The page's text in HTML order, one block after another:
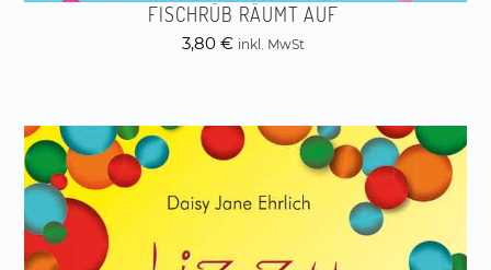
FISCHRÜB RÄUMT AUF
3,80 € inkl. MwSt